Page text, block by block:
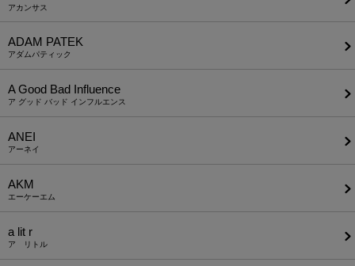
アカンサス
ADAM PATEK
アダムパティック
A Good Bad Influence
ア グッド バッド インフルエンス
ANEI
アーネイ
AKM
エーケーエム
a lit r
ア リトル